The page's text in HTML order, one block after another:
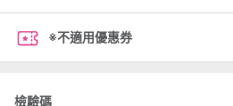
※不適用優惠券
檢驗碼